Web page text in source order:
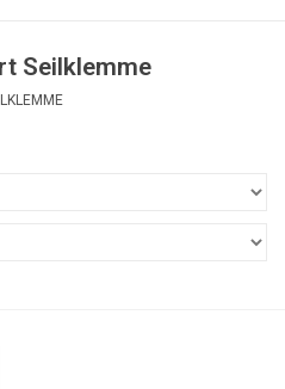
Seilklemme